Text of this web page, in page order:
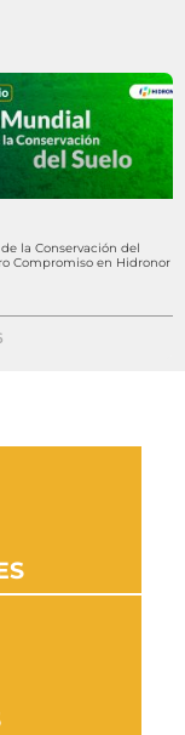
la Conservación del
Compromiso en Hidronor